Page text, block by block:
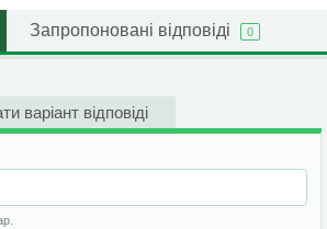
Запропоновані відповіді 0
варіант відповіді